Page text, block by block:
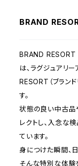
BRAND
BRAND RESORT
は、ラグジュアリ
RESORT（ブラン
す。
状態の良い中古品
レクトし、入念な
ています。
身につけた瞬間、
そんな特別な体験